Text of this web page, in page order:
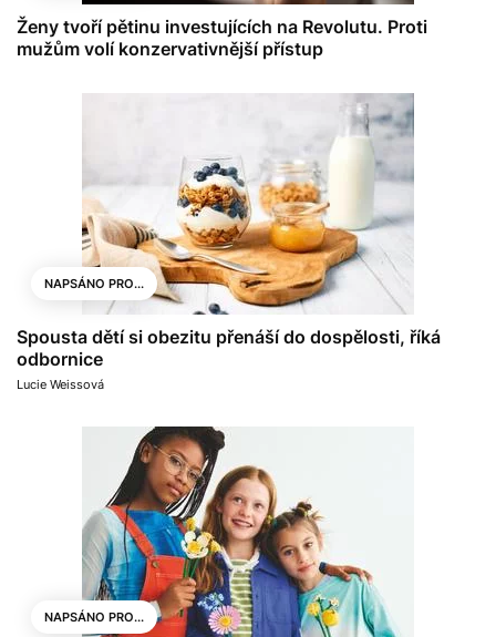
Ženy tvoří pětinu investujících na Revolutu. Proti
mužům volí konzervativnější přístup
NAPSÁNO PRO...
Spousta dětí si obezitu přenáší do dospělosti, říká
odbornice
Lucie Weissová
NAPSÁNO PRO...